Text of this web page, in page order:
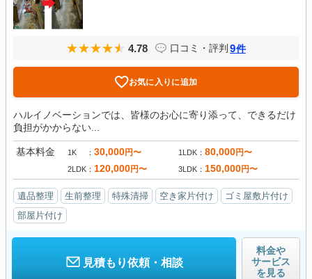
4.78 口コミ・評判 9件
お気に入りに追加
ハルイノベーションでは、皆様のお心に寄り添って、できるだけ
負担がかからない...
基本料金 1K 30,000円〜 1LDK 80,000円〜
2LDK 120,000円〜 3LDK 150,000円〜
遺品整理 生前整理 特殊清掃 空き家片付け
ゴミ屋敷片付け
部屋片付け
見積もり依頼・相談
料金や
サービス
を見る